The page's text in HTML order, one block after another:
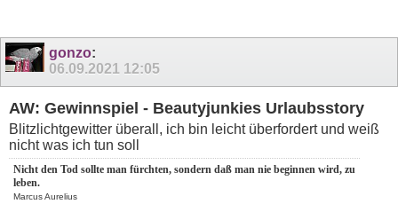
gonzo:
06.09.2021 12:05
AW: Gewinnspiel - Beautyjunkies Urlaubsstory
Blitzlichtgewitter überall, ich bin leicht überfordert und weiß
nicht was ich tun soll
Nicht den Tod sollte man fürchten, sondern daß man nie beginnen wird, zu
leben.
Marcus Aurelius